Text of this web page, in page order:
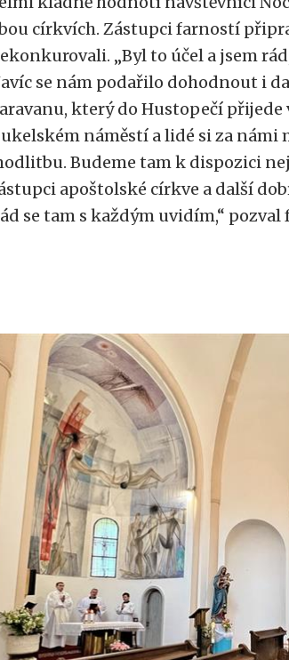
církvích. Zástupci farností
„Byl to účel a jsem
se nám podařilo dohodnout i
který do Hustopečí přijede
náměstí a lidé si za námi
Budeme tam k dispozici
apoštolské církve a další
se tam s každým uvidím,“ pozval